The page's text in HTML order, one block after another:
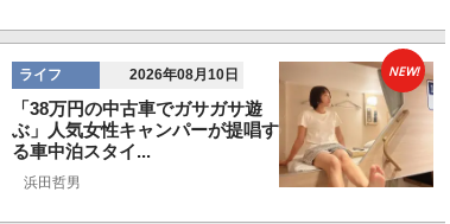
ライフ 2026年08月10日
「38万円の中古車でガサガサ遊
ぶ」人気女性キャンパーが提唱す
る車中泊スタイ...
浜田哲男
NEW!